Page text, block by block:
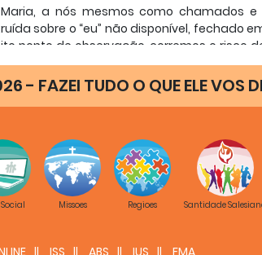
a nós mesmos como chamados
sobre o “eu” não disponível, fechado
ponto de observação, corremos o risco
É a tentação de sempre: reduzir a
pensar e de ver torna-se a medida única e
é antes de tudo um esvaziamento
dias. Não se caminha ao encontro do
vivo no coração; que seja Ele a tornar-
e mísera lógica humana.
- FAZEI TUDO O QUE ELE VOS
Missoes Regioes Santidade